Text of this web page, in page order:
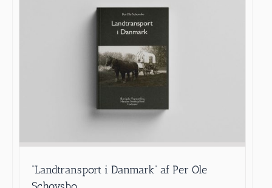
“Landtransport i Danmark” af Per Ole